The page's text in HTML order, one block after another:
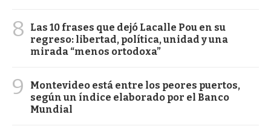
8
Las 10 frases que dejó Lacalle Pou en su
regreso: libertad, política, unidad y una
mirada “menos ortodoxa”
9
Montevideo está entre los peores puertos,
según un índice elaborado por el Banco
Mundial